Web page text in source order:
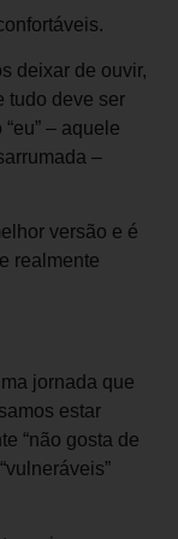
deixar de ouvir,
tudo deve ser
– aquele
–
versão e é
realmente
jornada que
estar
“não gosta de